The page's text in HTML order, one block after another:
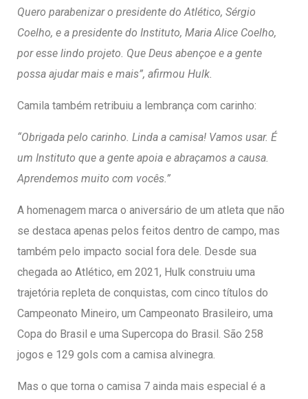
Quero parabenizar o presidente do Atlético, Sérgio
Coelho, e a presidente do Instituto, Maria Alice Coelho,
por esse lindo projeto. Que Deus abençoe e a gente
possa ajudar mais e mais”, afirmou Hulk.
Camila também retribuiu a lembrança com carinho:
“Obrigada pelo carinho. Linda a camisa! Vamos usar. É
um Instituto que a gente apoia e abraçamos a causa.
Aprendemos muito com vocês.”
A homenagem marca o aniversário de um atleta que não
se destaca apenas pelos feitos dentro de campo, mas
também pelo impacto social fora dele. Desde sua
chegada ao Atlético, em 2021, Hulk construiu uma
trajetória repleta de conquistas, com cinco títulos do
Campeonato Mineiro, um Campeonato Brasileiro, uma
Copa do Brasil e uma Supercopa do Brasil. São 258
jogos e 129 gols com a camisa alvinegra.
Mas o que torna o camisa 7 ainda mais especial é a